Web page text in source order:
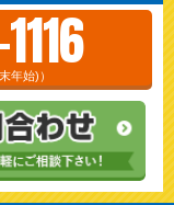
年始)）